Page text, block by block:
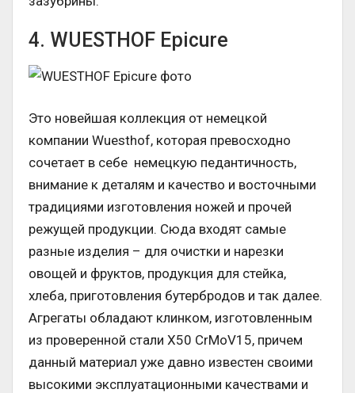
4. WUESTHOF Epicure
Это новейшая коллекция от немецкой
компании Wuesthof, которая превосходно
сочетает в себе немецкую педантичность,
внимание к деталям и качество и восточными
традициями изготовления ножей и прочей
режущей продукции. Сюда входят самые
разные изделия – для очистки и нарезки
овощей и фруктов, продукция для стейка,
хлеба, приготовления бутербродов и так далее.
Агрегаты обладают клинком, изготовленным
из проверенной стали X50 CrMoV15, причем
данный материал уже давно известен своими
высокими эксплуатационными качествами и